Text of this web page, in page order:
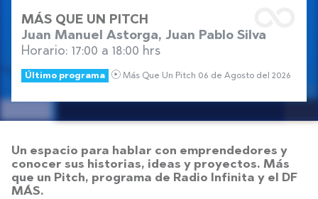
MÁS QUE UN PITCH
Juan Manuel Astorga, Juan Pablo Silva
Horario: 17:00 a 18:00 hrs
Último programa Más Que Un Pitch 06 de Agosto del 2026
Un espacio para hablar con emprendedores y
conocer sus historias, ideas y proyectos. Más
que un Pitch, programa de Radio Infinita y el DF
MÁS.